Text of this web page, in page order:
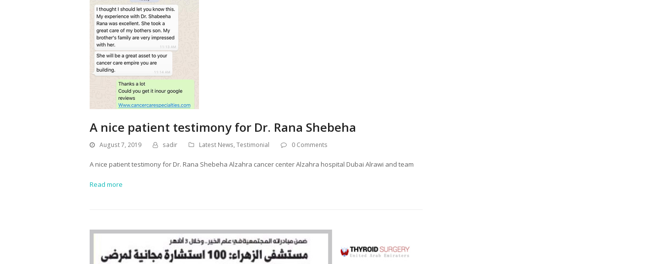
A nice patient testimony for Dr. Rana Shebeha
August 7, 2019 sadir Latest News, Testimonial 0 Comments
A nice patient testimony for Dr. Rana Shebeha Alzahra cancer center Alzahra hospital Dubai Alrawi and team
Read more